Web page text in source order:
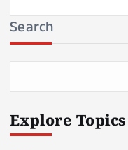
Search
Explore Topics